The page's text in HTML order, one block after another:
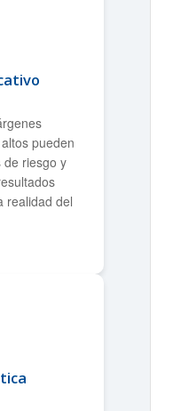
pueden
de riesgo y
realidad del